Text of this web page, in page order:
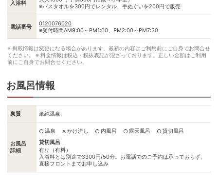
入浴料
※バスタオルを300円でレンタル、手ぬぐいを200円で販売
電話番号
0120076020
※受付時間AM9:00～PM1:00、PM2:00～PM7:30
※ 掲載情報は変更になる場合があります。最新の内容はご利用前にご自身でお問合せ
ください。
※ 料金情報は税込・税抜表記が混ざっております。正しい金額はご利用
前にご自身でお問合せください。
お風呂情報
泉質 単純温泉
お風呂
詳細
○ 温泉 ✕ かけ流し ○ 内風呂 ○ 露天風呂 ○ 貸切風呂
貸切風呂
有り（有料）
入浴料とは別途で3300円/50分。お電話でのご予約は承っておらず、
直接フロントまでお申し込み